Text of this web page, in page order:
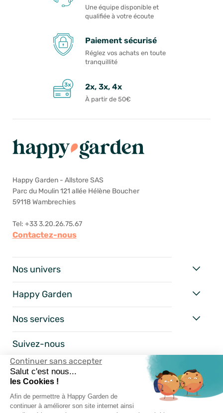
Continuer sans accepter
Salut c'est nous...
les Cookies !
Afin de permettre à Happy Garden de
continuer à améliorer son site internet ainsi
Une équipe disponible et
qualifiée à votre écoute
Paiement sécurisé
Réglez vos achats en toute
tranquillité
2x, 3x, 4x
À partir de 50€
Happy Garden - Allstore SAS
Parc du Moulin 121 allée Hélène Boucher
59118 Wambrechies
Tel: +33 3.20.26.75.67
Contactez-nous
Nos univers
Happy Garden
Nos services
Suivez-nous